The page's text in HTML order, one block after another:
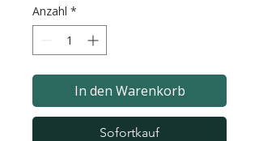
Anzahl *
In den Warenkorb
Sofortkauf